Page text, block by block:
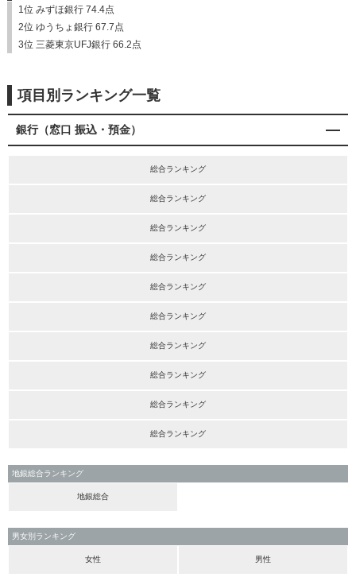
1位 みずほ銀行 74.4点
2位 ゆうちょ銀行 67.7点
3位 三菱東京UFJ銀行 66.2点
項目別ランキング一覧
銀行（窓口 振込・預金）
総合ランキング
総合ランキング
総合ランキング
総合ランキング
総合ランキング
総合ランキング
総合ランキング
総合ランキング
総合ランキング
総合ランキング
地銀総合ランキング
地銀総合
男女別ランキング
女性 男性